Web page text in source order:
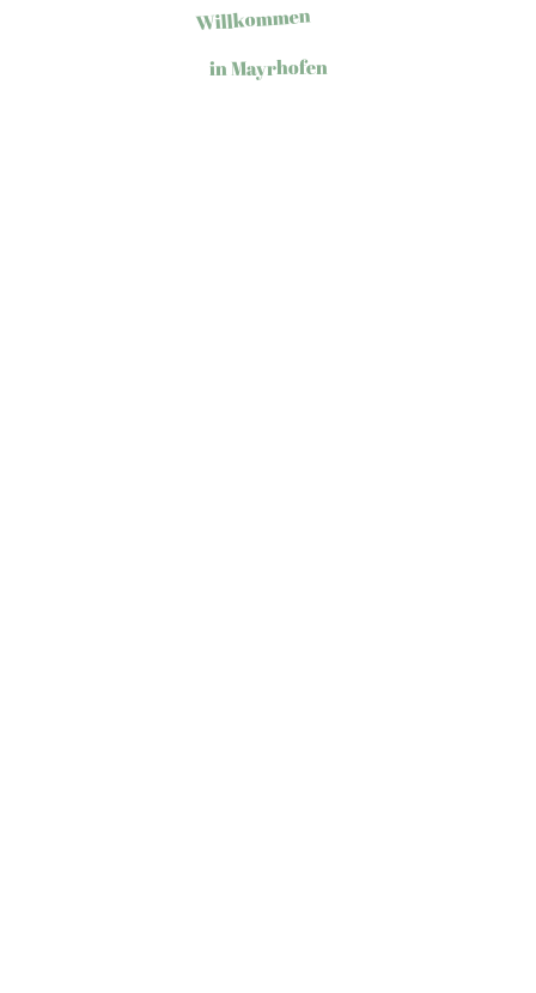
Willkommen
in Mayrhofen